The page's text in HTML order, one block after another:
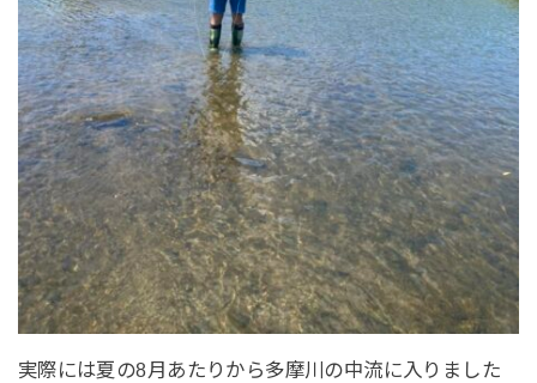
実際には夏の8月あたりから多摩川の中流に入りました